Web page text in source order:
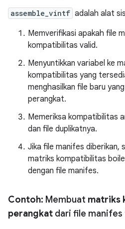
assemble_vintf adalah alat
Memverifikasi apakah file
kompatibilitas valid.
Menyuntikkan variabel ke
kompatibilitas yang
menghasilkan file baru
perangkat.
Memeriksa kompatibilitas
dan file duplikatnya.
Jika file manifes diberikan,
matriks kompatibilitas
dengan file manifes.
Contoh: Membuat matriks
perangkat dari file